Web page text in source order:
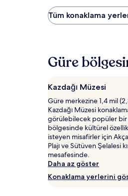
saatte
bulunan
fiyat
2
için
gecelik
konaklamayı
temel
alır.
Fiyatlar
ve
müsaitlik
değişiklik
gösterebilir.
Tüm konaklama
Güre
Kazdağı Müzesi
Güre merkezine 1,4 mil
Kazdağı Müzesi
görülebilecek popüler bir
bölgesinde kültürel
isteyen misafirler için
Plajı ve Sütüven Şelalesi
mesafesinde.
Daha az göster
Konaklama yerlerini